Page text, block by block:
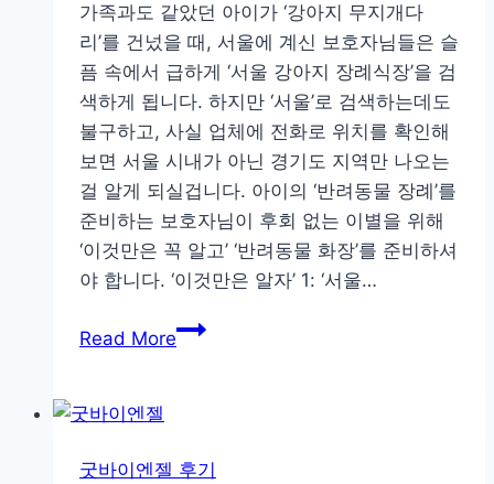
엔
젤
의
‘참
관
시
스
템’이
증
명
했
습
기)
가족과도 같았던 아이가 ‘강아지 무지개다
리’를 건넜을 때, 서울에 계신 보호자님들은 슬
픔 속에서 급하게 ‘서울 강아지 장례식장’을 검
색하게 됩니다. 하지만 ‘서울’로 검색하는데도
불구하고, 사실 업체에 전화로 위치를 확인해
보면 서울 시내가 아닌 경기도 지역만 나오는
걸 알게 되실겁니다. 아이의 ‘반려동물 장례’를
준비하는 보호자님이 후회 없는 이별을 위해
‘이것만은 꼭 알고’ ‘반려동물 화장’를 준비하셔
야 합니다. ‘이것만은 알자’ 1: ‘서울…
Read More서
장
굿바이엔젤 후기